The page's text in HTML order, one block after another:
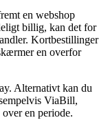
en webshop
billig, kan det for
Kortbestillinger
en overfor
Alternativt kan du
ViaBill,
en periode.